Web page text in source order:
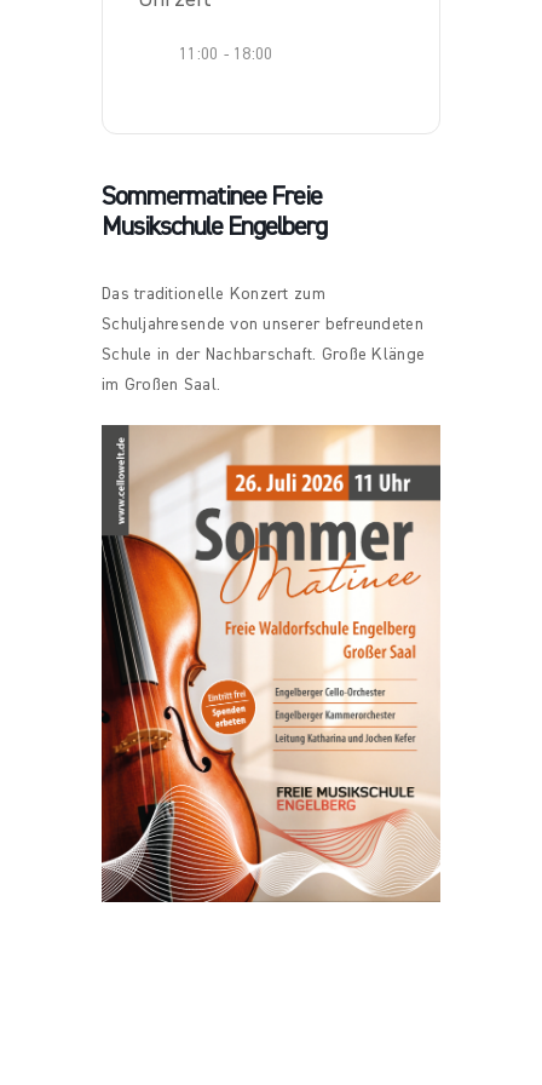
11:00 - 18:00
Sommermatinee Freie
Musikschule Engelberg
Das traditionelle Konzert zum
Schuljahresende von unserer befreundeten
Schule in der Nachbarschaft. Große Klänge
im Großen Saal.